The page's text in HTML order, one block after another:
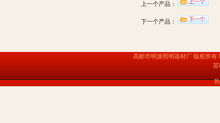
上一个产品：
下一个产品：
高邮市明源照明器材厂 版权所